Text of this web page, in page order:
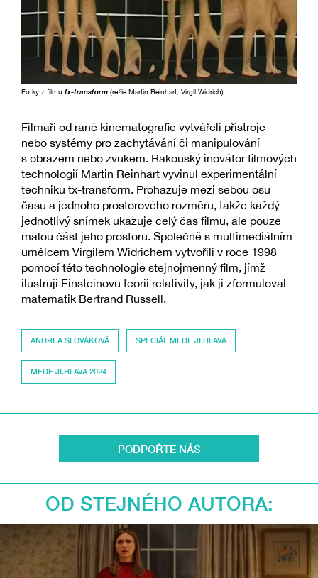
Fotky z filmu tx-transform (režie Martin Reinhart, Virgil Widrich)
Filmaři od rané kinematografie vytvářeli přístroje
nebo systémy pro zachytávání či manipulování
s obrazem nebo zvukem. Rakouský inovátor filmových
technologií Martin Reinhart vyvinul experimentální
techniku tx-transform. Prohazuje mezi sebou osu
času a jednoho prostorového rozměru, takže každý
jednotlivý snímek ukazuje celý čas filmu, ale pouze
malou část jeho prostoru. Společně s multimediálním
umělcem Virgilem Widrichem vytvořili v roce 1998
pomocí této technologie stejnojmenný film, jímž
ilustrují Einsteinovu teorii relativity, jak ji zformuloval
matematik Bertrand Russell.
ANDREA SLOVÁKOVÁ SPECIÁL MFDF JI.HLAVA
MFDF JI.HLAVA 2024
PODPOŘTE NÁS
OD STEJNÉHO AUTORA: